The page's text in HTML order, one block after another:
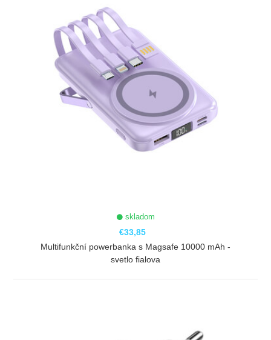
skladom
€33,85
Multifunkční powerbanka s Magsafe 10000 mAh -
svetlo fialova